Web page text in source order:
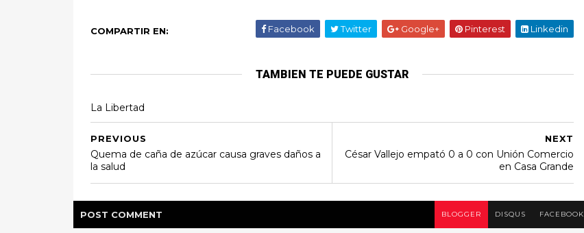
COMPARTIR EN: Facebook Twitter Google+ Pinterest Linkedin
TAMBIEN TE PUEDE GUSTAR
La Libertad
NEXT
César Vallejo empató 0 a 0 con Unión Comercio
en Casa Grande
PREVIOUS
Quema de caña de azúcar causa graves daños a
la salud
POST COMMENT BLOGGER DISQUS FACEBOOK